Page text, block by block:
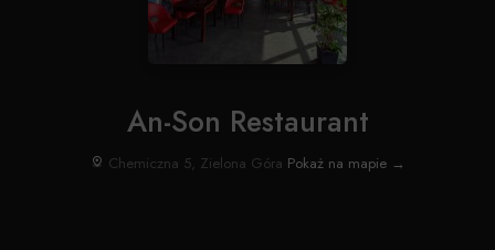
An-Son Restaurant
Chemiczna 5, Zielona Góra Pokaż na mapie →